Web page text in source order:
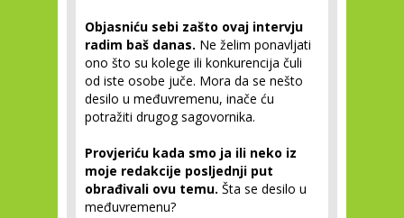
Objasniću sebi zašto ovaj intervju
radim baš danas. Ne želim ponavljati
ono što su kolege ili konkurencija čuli
od iste osobe juče. Mora da se nešto
desilo u međuvremenu, inače ću
potražiti drugog sagovornika.
Provjeriću kada smo ja ili neko iz
moje redakcije posljednji put
obrađivali ovu temu. Šta se desilo u
međuvremenu?